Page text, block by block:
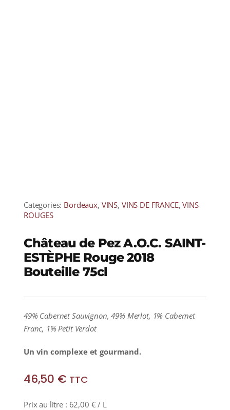
Categories: Bordeaux, VINS, VINS DE FRANCE,VINS
ROUGES
Château de Pez A.O.C. SAINT-
ESTÈPHE Rouge 2018
Bouteille 75cl
49% Cabernet Sauvignon, 49% Merlot, 1% Cabernet
Franc, 1% Petit Verdot
Un vin complexe et gourmand.
46,50 € TTC
Prix au litre : 62,00 € / L